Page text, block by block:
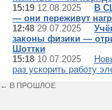
15:19 12.08.2025
В
— они переживут
12:48 29.07.2025
законы физики —
Шоттки
15:18 10.07.2025
раз ускорить работу
← В ПРОШЛОЕ